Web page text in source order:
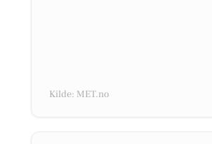
Kilde: MET.no